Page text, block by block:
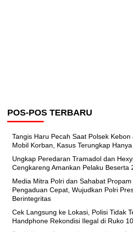
POS-POS TERBARU
Tangis Haru Pecah Saat Polsek
Mobil Korban, Kasus Terungkap
Ungkap Peredaran Tramadol dan
Cengkareng Amankan Pelaku Beserta
Media Mitra Polri dan Sahabat
Pengaduan Cepat, Wujudkan Polri
Berintegritas
Cek Langsung ke Lokasi, Polisi Tidak
Handphone Rekondisi Ilegal di Ruko